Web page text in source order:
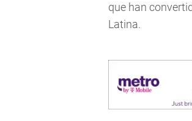
que han
Latina.